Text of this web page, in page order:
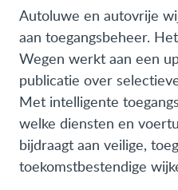
Autoluwe en autovrije
aan toegangsbeheer.
Wegen werkt aan een
publicatie over
Met intelligente
welke diensten en
bijdraagt aan veilige,
toekomstbestendige